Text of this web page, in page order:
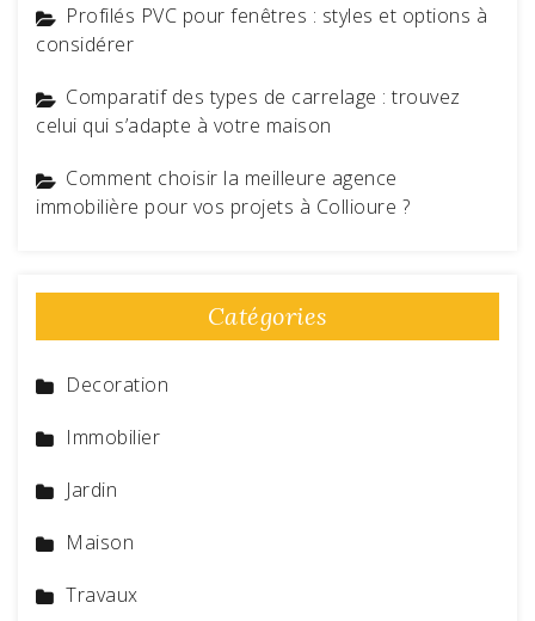
Profilés PVC pour fenêtres : styles et options à
considérer
Comparatif des types de carrelage : trouvez
celui qui s’adapte à votre maison
Comment choisir la meilleure agence
immobilière pour vos projets à Collioure ?
Catégories
Decoration
Immobilier
Jardin
Maison
Travaux